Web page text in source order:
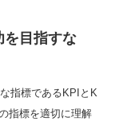
を目指すな
指標であるKPIとK
指標を適切に理解